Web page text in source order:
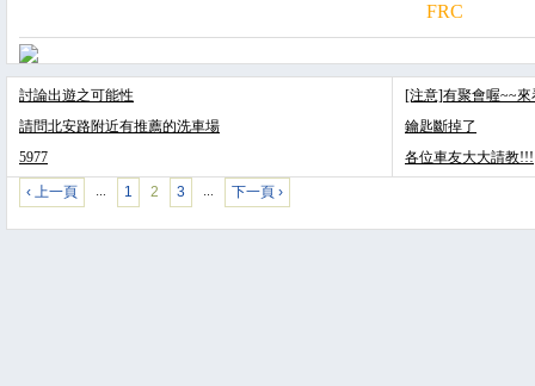
FRC
討論出遊之可能性
請問北安路附近有推薦的洗車場
5977
[注意]有聚會喔~~來
鑰匙斷掉了
各位車友大大請教!!!
‹ 上一頁 … 1 2 3 … 下一頁 ›